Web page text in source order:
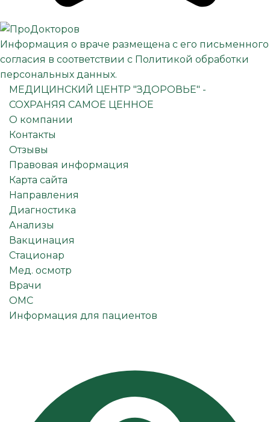
Информация о враче размещена с его письменного
согласия в соответствии с Политикой обработки
персональных данных.
МЕДИЦИНСКИЙ ЦЕНТР "ЗДОРОВЬЕ" -
СОХРАНЯЯ САМОЕ ЦЕННОЕ
О компании
Контакты
Отзывы
Правовая информация
Карта сайта
Направления
Диагностика
Анализы
Вакцинация
Стационар
Мед. осмотр
Врачи
ОМС
Информация для пациентов